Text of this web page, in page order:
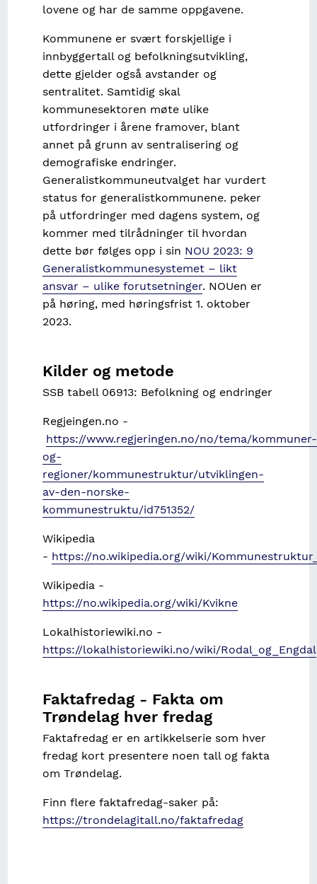
lovene og har de samme oppgavene.
Kommunene er svært forskjellige i
innbyggertall og befolkningsutvikling,
dette gjelder også avstander og
sentralitet. Samtidig skal
kommunesektoren møte ulike
utfordringer i årene framover, blant
annet på grunn av sentralisering og
demografiske endringer.
Generalistkommuneutvalget har vurdert
status for generalistkommunene. peker
på utfordringer med dagens system, og
kommer med tilrådninger til hvordan
dette bør følges opp i sin NOU 2023: 9
Generalistkommunesystemet – likt
ansvar – ulike forutsetninger. NOUen er
på høring, med høringsfrist 1. oktober
2023.
Kilder og metode
SSB tabell 06913: Befolkning og endringer
Regjeingen.no -
https://www.regjeringen.no/no/tema/kommuner-
og-
regioner/kommunestruktur/utviklingen-
av-den-norske-
kommunestruktu/id751352/
Wikipedia
- https://no.wikipedia.org/wiki/
Wikipedia -
https://no.wikipedia.org/wiki/Kvikne
Lokalhistoriewiki.no -
https://lokalhistoriewiki.no/wiki/Rodal_og_Engdal
Faktafredag - Fakta om
Trøndelag hver fredag
Faktafredag er en artikkelserie som hver
fredag kort presentere noen tall og fakta
om Trøndelag.
Finn flere faktafredag-saker på:
https://trondelagitall.no/faktafredag